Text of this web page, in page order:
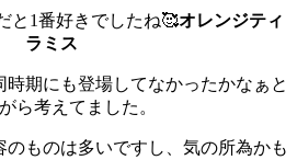
と1番好きでしたね🥰オレンジティ
ラミス
時期にも登場してなかったかなぁと
ら考えてました。
のものは多いですし、気の所為かも